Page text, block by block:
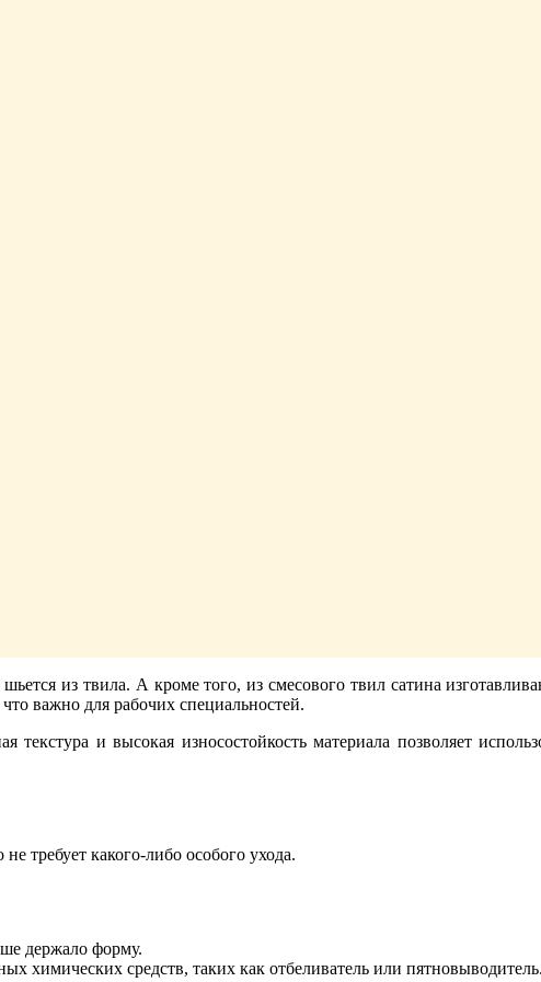
из твила. А кроме того, из смесового твил сатина
важно для рабочих специальностей.
и высокая износостойкость материала позволяет
требует какого-либо особого ухода.
держало форму.
химических средств, таких как отбеливатель или пятновыводитель.